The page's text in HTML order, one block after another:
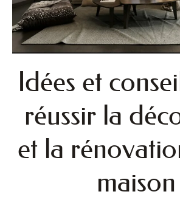
Idées et
réussir la
et la
maison